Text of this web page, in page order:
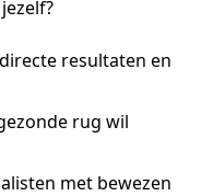
resultaten en
rug wil
met bewezen